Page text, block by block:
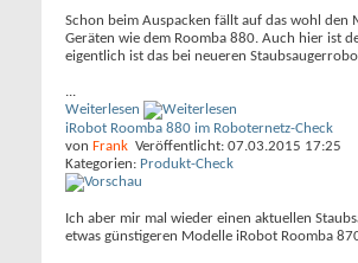
Schon beim Auspacken fällt auf das wohl
Geräten wie dem Roomba 880. Auch hier ist
eigentlich ist das bei neueren
...
Weiterlesen
iRobot Roomba 880 im Roboternetz-Check
von Frank Veröffentlicht: 07.03.2015 17:25
Kategorien: Produkt-Check
Ich aber mir mal wieder einen aktuellen
etwas günstigeren Modelle iRobot Roomba